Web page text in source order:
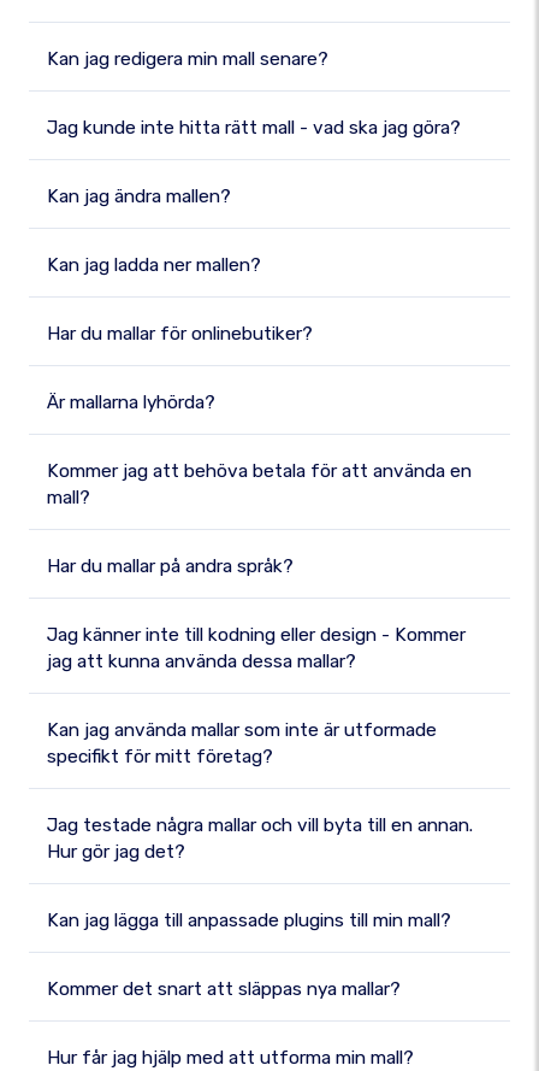
Kan jag redigera min mall senare?
Jag kunde inte hitta rätt mall - vad ska jag göra?
Kan jag ändra mallen?
Kan jag ladda ner mallen?
Har du mallar för onlinebutiker?
Är mallarna lyhörda?
Kommer jag att behöva betala för att använda en
mall?
Har du mallar på andra språk?
Jag känner inte till kodning eller design - Kommer
jag att kunna använda dessa mallar?
Kan jag använda mallar som inte är utformade
specifikt för mitt företag?
Jag testade några mallar och vill byta till en annan.
Hur gör jag det?
Kan jag lägga till anpassade plugins till min mall?
Kommer det snart att släppas nya mallar?
Hur får jag hjälp med att utforma min mall?